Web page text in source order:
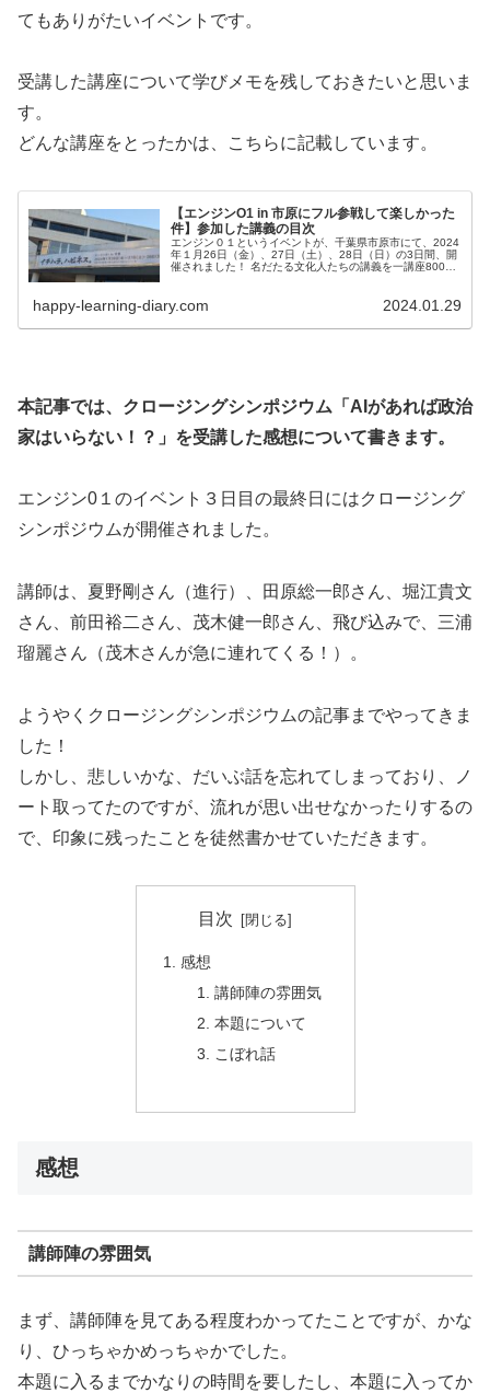
てもありがたいイベントです。
受講した講座について学びメモを残しておきたいと思いま
す。
どんな講座をとったかは、こちらに記載しています。
【エンジンO1 in 市原にフル参戦して楽しかった
件】参加した講義の目次
エンジン０１というイベントが、千葉県市原市にて、2024
年１月26日（金）、27日（土）、28日（日）の3日間、開
催されました！ 名だたる文化人たちの講義を一講座800円
happy-learning-diary.com 2024.01.29
本記事では、クロージングシンポジウム「AIがあれば政治
家はいらない！？」を受講した感想について書きます。
エンジン0１のイベント３日目の最終日にはクロージング
シンポジウムが開催されました。
講師は、夏野剛さん（進行）、田原総一郎さん、堀江貴文
さん、前田裕二さん、茂木健一郎さん、飛び込みで、三浦
瑠麗さん（茂木さんが急に連れてくる！）。
ようやくクロージングシンポジウムの記事までやってきま
した！
しかし、悲しいかな、だいぶ話を忘れてしまっており、ノ
ート取ってたのですが、流れが思い出せなかったりするの
で、印象に残ったことを徒然書かせていただきます。
目次
感想
講師陣の雰囲気
本題について
こぼれ話
感想
講師陣の雰囲気
まず、講師陣を見てある程度わかってたことですが、かな
り、ひっちゃかめっちゃかでした。
本題に入るまでかなりの時間を要したし、本題に入ってか